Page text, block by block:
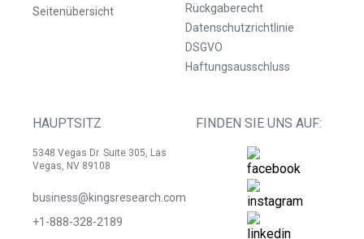
Seitenübersicht
Rückgaberecht
Datenschutzrichtlinie
DSGVO
Haftungsausschluss
HAUPTSITZ
5348 Vegas Dr. Suite 305, Las
Vegas, NV 89108
business@kingsresearch.com
+1-888-328-2189
FINDEN SIE UNS AUF: